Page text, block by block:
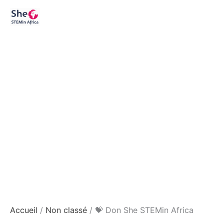
Accueil / Non classé / 💝 Don She STEMin Africa
de